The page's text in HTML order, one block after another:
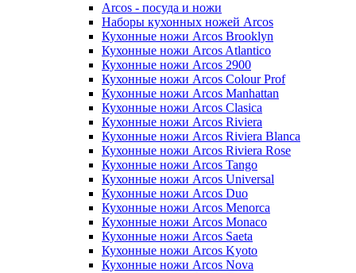
Arcos - посуда и ножи
Наборы кухонных ножей Arcos
Кухонные ножи Arcos Brooklyn
Кухонные ножи Arcos Atlantico
Кухонные ножи Arcos 2900
Кухонные ножи Arcos Colour Prof
Кухонные ножи Arcos Manhattan
Кухонные ножи Arcos Clasica
Кухонные ножи Arcos Riviera
Кухонные ножи Arcos Riviera Blanca
Кухонные ножи Arcos Riviera Rose
Кухонные ножи Arcos Tango
Кухонные ножи Arcos Universal
Кухонные ножи Arcos Duo
Кухонные ножи Arcos Menorca
Кухонные ножи Arcos Monaco
Кухонные ножи Arcos Saeta
Кухонные ножи Arcos Kyoto
Кухонные ножи Arcos Nova